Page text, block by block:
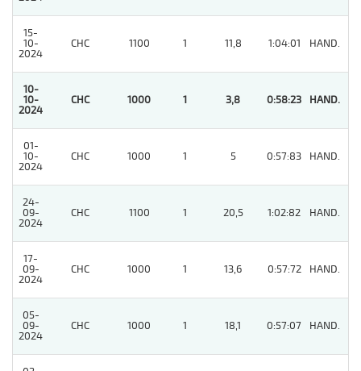
15-
10-
2024
CHC 1100 1 11,8 1:04:01 HAND.
10-
10-
2024
CHC 1000 1 3,8 0:58:23 HAND.
01-
10-
2024
CHC 1000 1 5 0:57:83 HAND.
24-
09-
2024
CHC 1100 1 20,5 1:02:82 HAND.
17-
09-
2024
CHC 1000 1 13,6 0:57:72 HAND.
05-
09-
2024
CHC 1000 1 18,1 0:57:07 HAND.